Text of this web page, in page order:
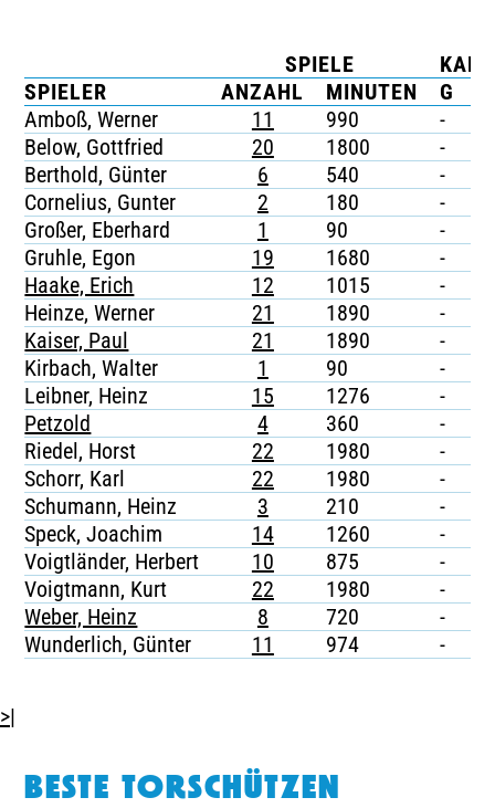
TICKETING
SPIELE
SPIELER
ANZAHL MINUTEN G
Amboß, Werner
11 990 -
Below, Gottfried
20 1800 -
Berthold, Günter
6 540 -
Cornelius, Gunter
2 180 -
Großer, Eberhard
1 90 -
Gruhle, Egon
19 1680 -
Haake, Erich
12 1015 -
Heinze, Werner
21 1890 -
Kaiser, Paul
21 1890 -
Kirbach, Walter
1 90 -
Leibner, Heinz
15 1276 -
Petzold
4 360 -
Riedel, Horst
22 1980 -
Schorr, Karl
22 1980 -
Schumann, Heinz
3 210 -
Speck, Joachim
14 1260 -
Voigtländer, Herbert
10 875 -
Voigtmann, Kurt
22 1980 -
Weber, Heinz
8 720 -
Wunderlich, Günter
11 974 -
>|
BESTE TORSCHÜTZEN